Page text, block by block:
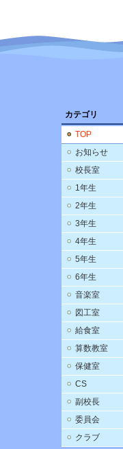
カテゴリ
TOP
お知らせ
校長室
1年生
2年生
3年生
4年生
5年生
6年生
音楽室
図工室
給食室
算数教室
保健室
CS
副校長
委員会
クラブ